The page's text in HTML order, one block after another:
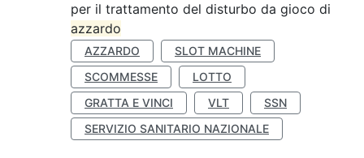
per il trattamento del disturbo da gioco di
azzardo
AZZARDO
SLOT MACHINE
SCOMMESSE
LOTTO
GRATTA E VINCI
VLT
SSN
SERVIZIO SANITARIO NAZIONALE